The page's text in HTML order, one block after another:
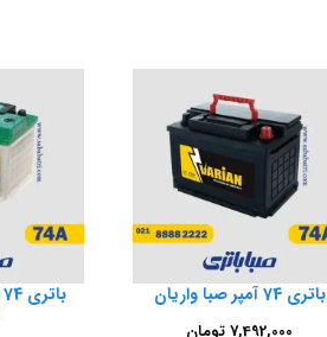
باتری 74 آمپر صبا واریان